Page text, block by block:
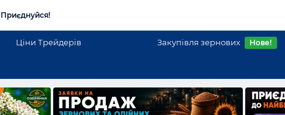
Приєднуйся!
Ціни Трейдерів Закупівля зернових Нове!